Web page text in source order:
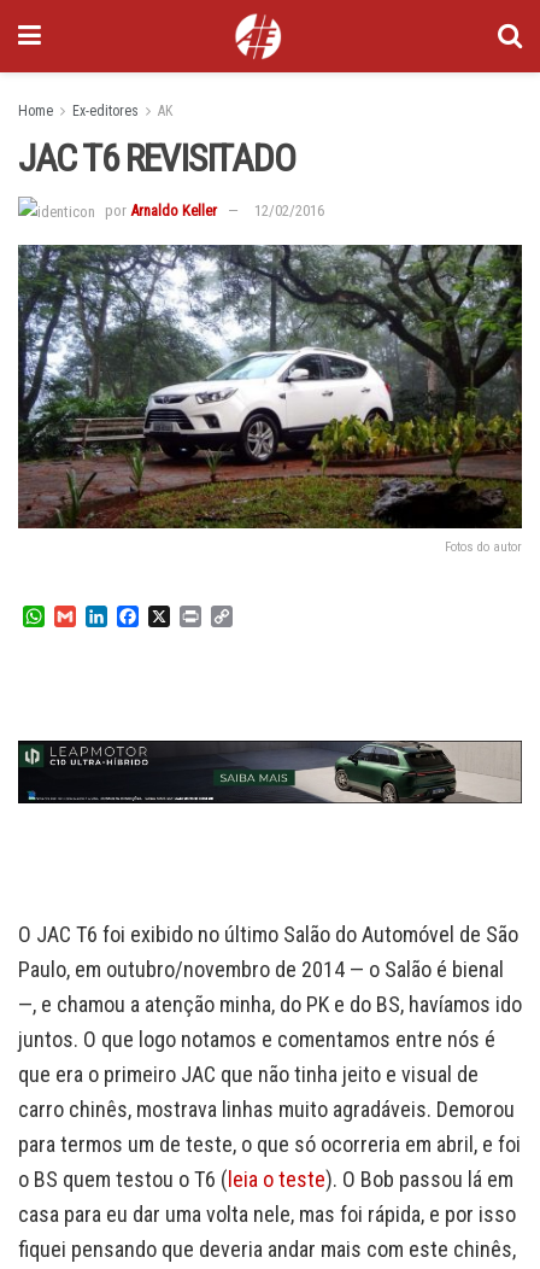
Home Ex-editores AK
JAC T6 REVISITADO
por Arnaldo Keller 12/02/2016
Fotos do autor
W
p
p
I
n
o
k
n
k
O JAC T6 foi exibido no último Salão do Automóvel de São
Paulo, em outubro/novembro de 2014 — o Salão é bienal
—, e chamou a atenção minha, do PK e do BS, havíamos ido
juntos. O que logo notamos e comentamos entre nós é
que era o primeiro JAC que não tinha jeito e visual de
carro chinês, mostrava linhas muito agradáveis. Demorou
para termos um de teste, o que só ocorreria em abril, e foi
o BS quem testou o T6 (leia o teste). O Bob passou lá em
casa para eu dar uma volta nele, mas foi rápida, e por isso
fiquei pensando que deveria andar mais com este chinês,